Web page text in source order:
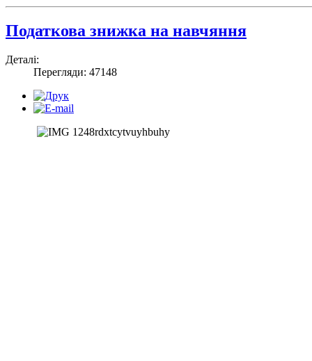
Податкова знижка на навчяння
Деталі:
Перегляди: 47148